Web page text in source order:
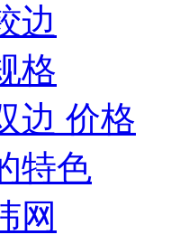
边
格
边 价格
特色
网